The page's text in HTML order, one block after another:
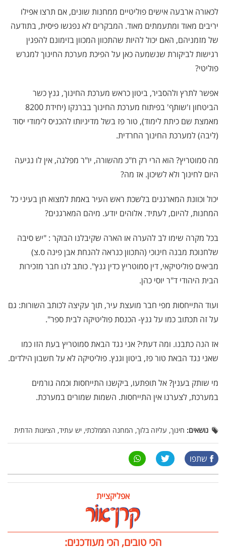
לכאורה ארבעה אישים פוליטיים ממחנות שונים, אם תרצו אפילו
יריבים מאוד ומתעמתים מאוד. המבקרים לא נפגשו פיסית, בתודעה
של מזמניהם, האם יכול להיות שהתכוון המכוון בזימונם להפגין
רגישות לביקורת שנשמעה כאן על הפיכת מערכת החינוך למגרש
פוליטי?
אפשר לתרץ ולהסביר, ביטון כראש מערכת החינוך, גנץ כשר
הביטחון ו'שותף' בפיתוח מערכת החינוך בברנקו (יחידת 8200
מאמצת שם כיתת לימוד), טור פז בשל מדיניותו להכניס לימודי יסוד
(ליבה) למערכת החינוך החרדית.
מה סמוטריץ? הוא הרי רק ח"כ מהשורה, יו"ר מפלגה, אין לו נגיעה
היום לחינוך ולא לשיכון. אז מה?
יכול וכוונת המארגנים בלשכת ראש העיר באמת למצוא חן בעיני כל
המחנות, להיום, לעתיד. אלוהים יודע. מיהם המארגנים?
בכל מקרה שימו לב להערה או הארה שקיבלנו הבוקר : "יש סיבה
שלחנוכת מבנה חינוכי (התכוון כנראה להנחת אבן פינה ס.צ)
מביאים פוליטיקאי, דין סמוטריץ כדין גנץ". כותב לנו חבר מזכירות
הבית היהודי ד"ר יוסי כהן.
ועוד התייחסות מפי חבר מועצת עיר, תוך עקיצה לכותב השורות: גם
על זה תכתוב כמו על גנץ- הכנסת פוליטיקה לבית ספר".
אז הנה כתבנו. ומה דעתי? אני נגד הבאת סמוטריץ בעת הזו כמו
שאני נגד הבאת טור פז, ביטון וגנץ. פוליטיקה לא על חשבון הילדים.
מי שותק בענין? אל תופתעו, ביקשנו התייחסות וכמה גורמים
במערכת, לצערנו אין התייחסות. השמות שמורים במערכת.
נושאים: חינוך, עליזה בלוך, המחנה הממלכתי, יש עתיד, הציונות הדתית
שתפו
אפליקציית
הכי טובים, הכי מעודכנים: